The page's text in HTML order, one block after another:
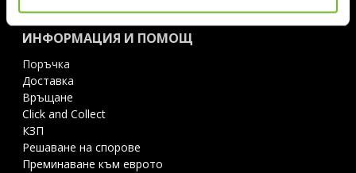
ИНФОРМАЦИЯ И ПОМОЩ
Поръчка
Доставка
Връщане
Click and Collect
КЗП
Решаване на спорове
Преминаване към еврото